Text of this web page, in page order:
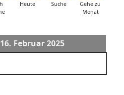
Heute Suche
Gehe zu
Monat
Februar 2025